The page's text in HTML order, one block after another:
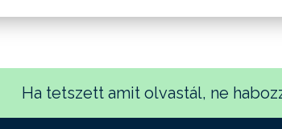
Ha tetszett amit olvastál, ne